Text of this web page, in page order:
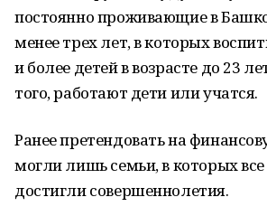
постоянно проживающие в
менее трех лет, в которых
и более детей в возрасте до 23
того, работают дети или учатся.
Ранее претендовать на
могли лишь семьи, в которых все
достигли совершеннолетия.